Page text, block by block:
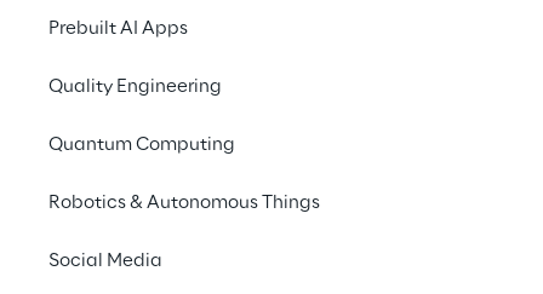
Prebuilt AI Apps
Quality Engineering
Quantum Computing
Robotics & Autonomous Things
Social Media
dieser Entwicklung werden allerdings auch
Jedes einzelne IoT-Gerät birgt als Teil der
Das Ausnutzen von